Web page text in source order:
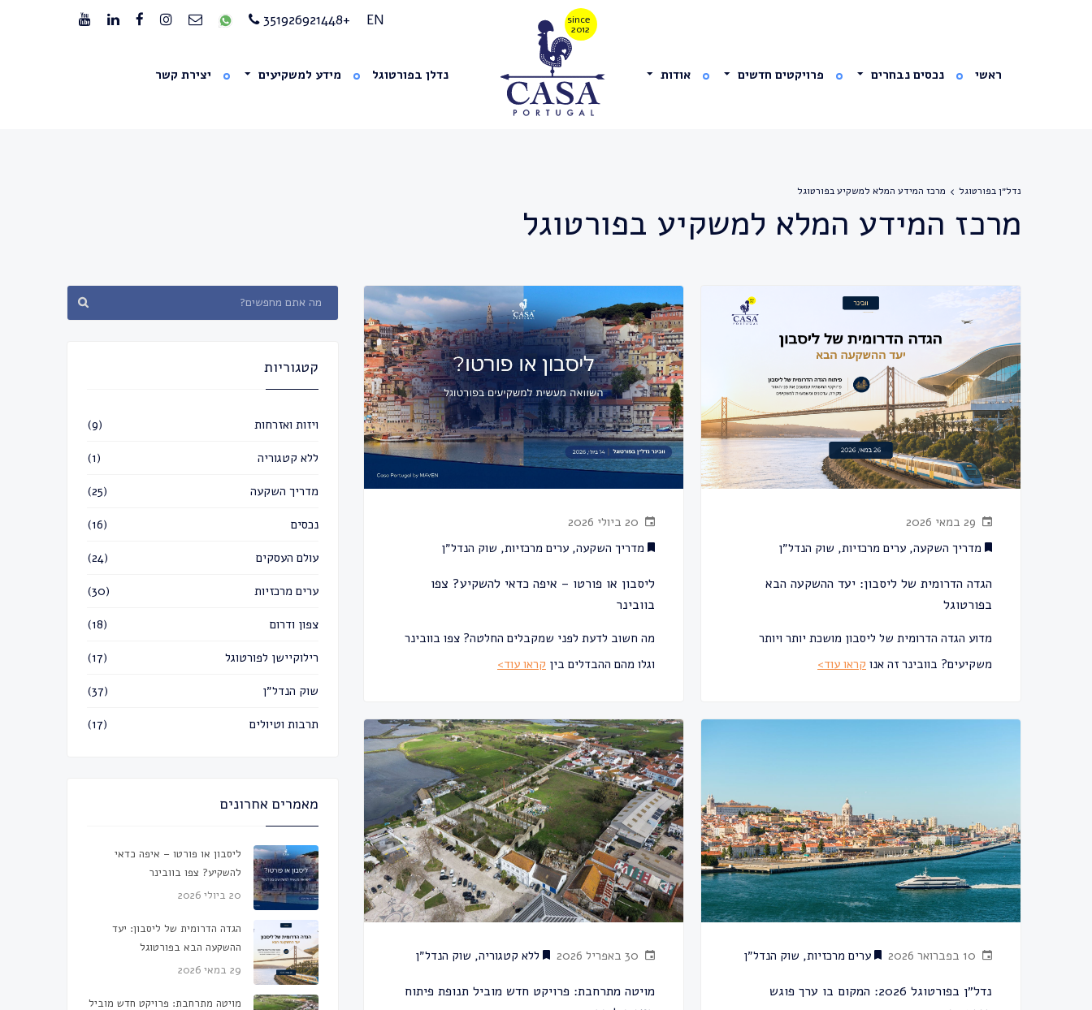
EN
+351926921448
ראשי נכסים נבחרים פרויקטים חדשים אודות נדלן בפורטוגל מידע למשקיעים יצירת קשר
נדל״ן בפורטוגל מרכז המידע המלא למשקיע בפורטוגל
מרכז המידע המלא למשקיע בפורטוגל
מדריך השקעה, ערים מרכזיות, שוק הנדל״ן
ליסבון או פורטו – איפה כדאי להשקיע? צפו
בוובינר
מה חשוב לדעת לפני שמקבלים החלטה? צפו בוובינר
וגלו מהם ההבדלים בין קראו עוד>
מדריך השקעה, ערים מרכזיות, שוק הנדל״ן
הגדה הדרומית של ליסבון: יעד ההשקעה הבא
בפורטוגל
מדוע הגדה הדרומית של ליסבון מושכת יותר ויותר
משקיעים? בוובינר זה אנו קראו עוד>
ללא קטגוריה, שוק הנדל״ן
מויטה מתרחבת: פרויקט חדש מוביל תנופת פיתוח
ערים מרכזיות, שוק הנדל״ן
נדל״ן בפורטוגל 2026: המקום בו ערך פוגש
קטגוריות
ויזות ואזרחות (9)
ללא קטגוריה (1)
מדריך השקעה (25)
נכסים (16)
עולם העסקים (24)
ערים מרכזיות (30)
צפון ודרום (18)
רילוקיישן לפורטוגל (17)
שוק הנדל״ן (37)
תרבות וטיולים (17)
מאמרים אחרונים
ליסבון או פורטו – איפה כדאי
להשקיע? צפו בוובינר
20 ביולי 2026
הגדה הדרומית של ליסבון: יעד
ההשקעה הבא בפורטוגל
29 במאי 2026
מויטה מתרחבת: פרויקט חדש מוביל